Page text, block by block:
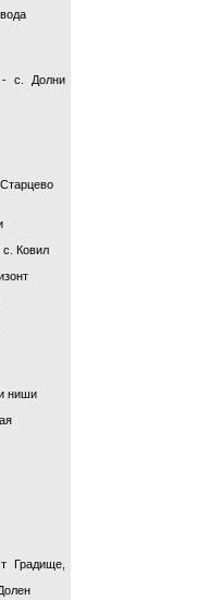
- с. Долни
с. Ковил
ниши
Градище,